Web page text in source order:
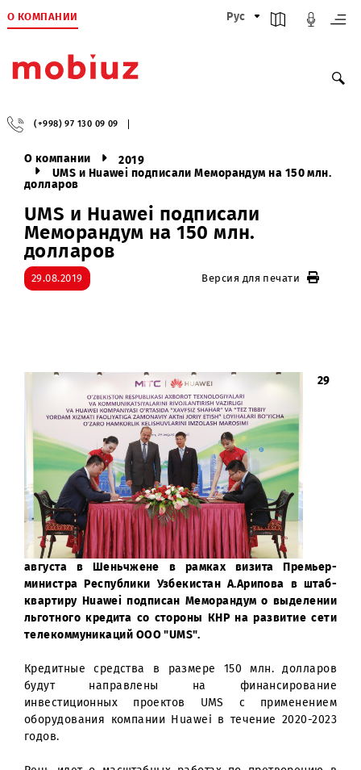
О КОМПАНИИ Рус
О компании
2019
UMS и Huawei подписали Меморандум на 150
долларов
UMS и Huawei подписали
Меморандум на 150 млн.
долларов
августа в Шеньчжене в рамках визита
квартиру Huawei подписан Меморандум о
льготного кредита со стороны КНР на развитие
телекоммуникаций ООО "UMS".
Кредитные средства в размере 150 млн.
будут направлены на